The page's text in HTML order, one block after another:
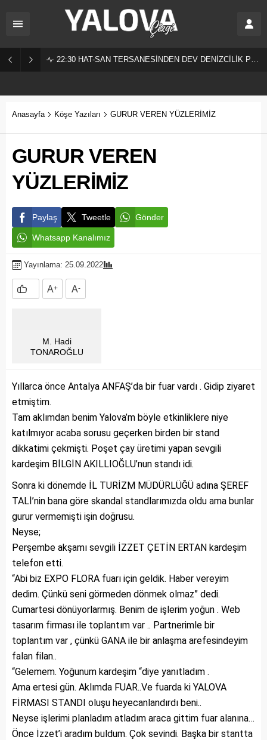
22:30 HAT-SAN TERSANESİNDEN DEV DENİZCİLİK PROJESİ!
Anasayfa Köşe Yazıları GURUR VEREN YÜZLERİMİZ
GURUR VEREN
YÜZLERİMİZ
Paylaş Tweetle Gönder
Whatsapp Kanalımız
Yayınlama: 25.09.2022
A+ A-
M. Hadi
TONAROĞLU
Yıllarca önce Antalya ANFAŞ’da bir fuar vardı . Gidip ziyaret
etmiştim.
Tam aklımdan benim Yalova’m böyle etkinliklere niye
katılmıyor acaba sorusu geçerken birden bir stand
dikkatimi çekmişti. Poşet çay üretimi yapan sevgili
kardeşim BİLGİN AKILLIOĞLU’nun standı idi.
Sonra ki dönemde İL TURİZM MÜDÜRLÜĞÜ adına ŞEREF
TALİ’nin bana göre skandal standlarımızda oldu ama bunlar
gurur vermemişti işin doğrusu.
Neyse;
Perşembe akşamı sevgili İZZET ÇETİN ERTAN kardeşim
telefon etti.
“Abi biz EXPO FLORA fuarı için geldik. Haber vereyim
dedim. Çünkü seni görmeden dönmek olmaz” dedi.
Cumartesi dönüyorlarmış. Benim de işlerim yoğun . Web
tasarım firması ile toplantım var .. Partnerimle bir
toplantım var , çünkü GANA ile bir anlaşma arefesindeyim
falan filan..
“Gelemem. Yoğunum kardeşim “diye yanıtladım .
Ama ertesi gün. Aklımda FUAR..Ve fuarda ki YALOVA
FİRMASI STANDI oluşu heyecanlandırdı beni..
Neyse işlerimi planladım atladım araca gittim fuar alanına…
Önce İzzet’i aradım buldum. Çok sevindi. Başka bir stantta